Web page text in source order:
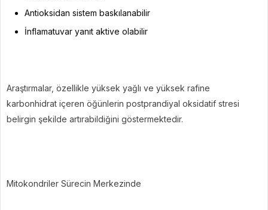
Antioksidan sistem baskılanabilir
İnflamatuvar yanıt aktive olabilir
Araştırmalar, özellikle yüksek yağlı ve yüksek rafine
karbonhidrat içeren öğünlerin postprandiyal oksidatif stresi
belirgin şekilde artırabildiğini göstermektedir.
Mitokondriler Sürecin Merkezinde